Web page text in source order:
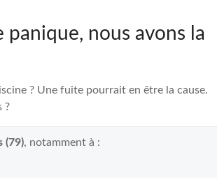
panique, nous avons la
? Une fuite pourrait en être la cause.
?
(79), notamment à :